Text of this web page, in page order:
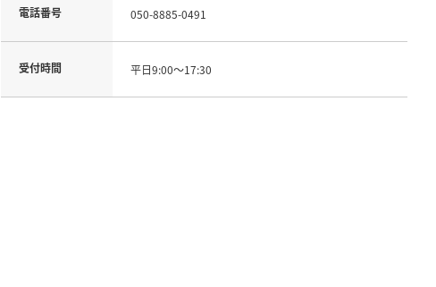
電話番号 050-8885-0491
受付時間 平日9:00～17:30